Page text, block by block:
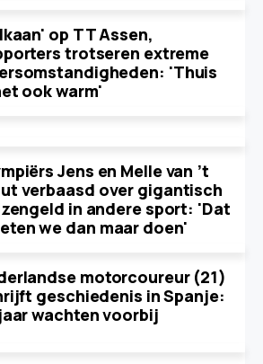
op TT Assen,
trotseren extreme
'Thuis
ook warm'
Jens en Melle van ’t
verbaasd over gigantisch
in andere sport: 'Dat
we dan maar doen'
motorcoureur (21)
geschiedenis in Spanje:
wachten voorbij